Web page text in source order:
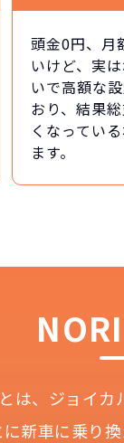
頭金0円、月
いけど、実
いで高額な
おり、結果
くなってい
ます。
は、ジョイカ
新車に乗り